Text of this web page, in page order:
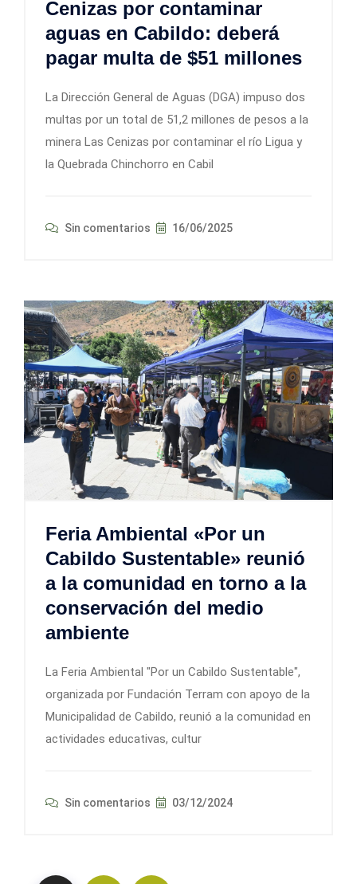
Cenizas por contaminar
aguas en Cabildo: deberá
pagar multa de $51 millones
La Dirección General de Aguas (DGA) impuso dos
multas por un total de 51,2 millones de pesos a la
minera Las Cenizas por contaminar el río Ligua y
la Quebrada Chinchorro en Cabil
Sin comentarios 16/06/2025
Feria Ambiental «Por un
Cabildo Sustentable» reunió
a la comunidad en torno a la
conservación del medio
ambiente
La Feria Ambiental "Por un Cabildo Sustentable",
organizada por Fundación Terram con apoyo de la
Municipalidad de Cabildo, reunió a la comunidad en
actividades educativas, cultur
Sin comentarios 03/12/2024